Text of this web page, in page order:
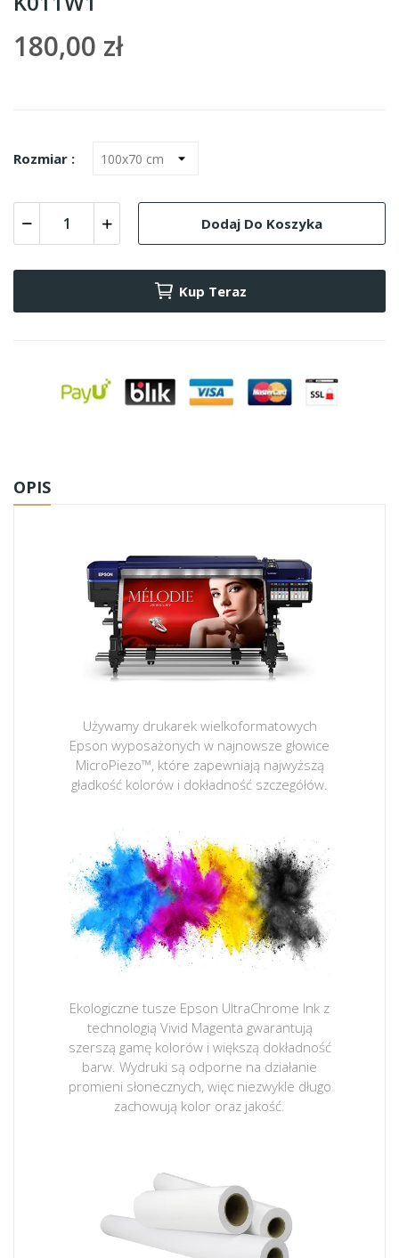
180,00 zł
Rozmiar :
Dodaj Do Koszyka
Kup Teraz
OPIS
Używamy drukarek wielkoformatowych
Epson wyposażonych w najnowsze głowice
MicroPiezo™, które zapewniają najwyższą
gładkość kolorów i dokładność szczegółów.
Ekologiczne tusze Epson UltraChrome Ink z
technologią Vivid Magenta gwarantują
szerszą gamę kolorów i większą dokładność
barw. Wydruki są odporne na działanie
promieni słonecznych, więc niezwykle długo
zachowują kolor oraz jakość.